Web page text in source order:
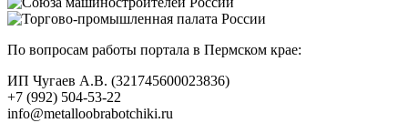
По вопросам работы портала в Пермском крае:
ИП Чугаев А.В. (321745600023836)
+7 (992) 504-53-22
info@metalloobrabotchiki.ru